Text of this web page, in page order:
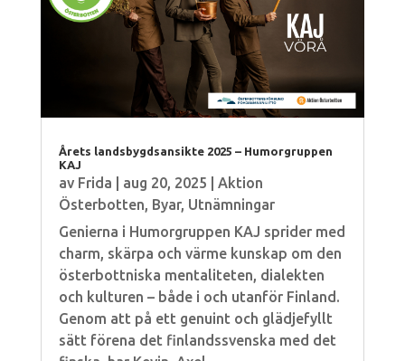
Årets landsbygdsansikte 2025 – Humorgruppen
KAJ
av Frida aug 20, 2025
Aktion
Österbotten, Byar, Utnämningar
Genierna i Humorgruppen KAJ sprider med
charm, skärpa och värme kunskap om den
österbottniska mentaliteten, dialekten
och kulturen – både i och utanför Finland.
Genom att på ett genuint och glädjefyllt
sätt förena det finlandssvenska med det